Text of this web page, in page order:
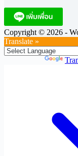
Copyright © 2026 -
Translate »